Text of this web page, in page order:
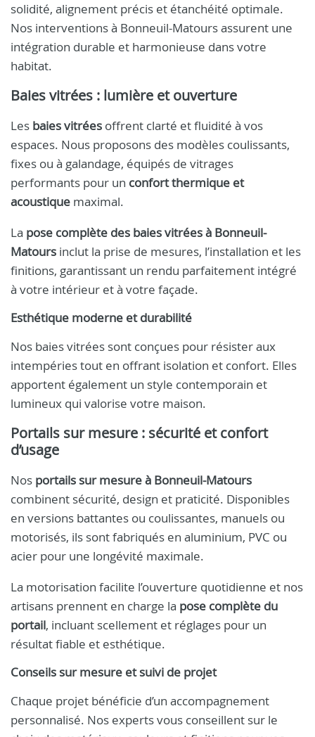
solidité, alignement précis et étanchéité optimale.
Nos interventions à Bonneuil-Matours assurent une
intégration durable et harmonieuse dans votre
habitat.
Baies vitrées : lumière et ouverture
Les baies vitrées offrent clarté et fluidité à vos
espaces. Nous proposons des modèles coulissants,
fixes ou à galandage, équipés de vitrages
performants pour un confort thermique et
acoustique maximal.
La pose complète des baies vitrées à Bonneuil-
Matours inclut la prise de mesures, l’installation et les
finitions, garantissant un rendu parfaitement intégré
à votre intérieur et à votre façade.
Esthétique moderne et durabilité
Nos baies vitrées sont conçues pour résister aux
intempéries tout en offrant isolation et confort. Elles
apportent également un style contemporain et
lumineux qui valorise votre maison.
Portails sur mesure : sécurité et confort
d’usage
Nos portails sur mesure à Bonneuil-Matours
combinent sécurité, design et praticité. Disponibles
en versions battantes ou coulissantes, manuels ou
motorisés, ils sont fabriqués en aluminium, PVC ou
acier pour une longévité maximale.
La motorisation facilite l’ouverture quotidienne et nos
artisans prennent en charge la pose complète du
portail, incluant scellement et réglages pour un
résultat fiable et esthétique.
Conseils sur mesure et suivi de projet
Chaque projet bénéficie d’un accompagnement
personnalisé. Nos experts vous conseillent sur le